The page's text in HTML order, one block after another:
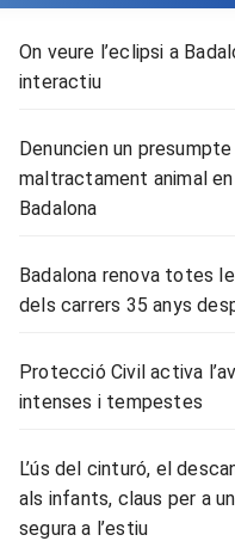
On veure l’eclipsi a
interactiu
Denuncien un
maltractament animal
Badalona
Badalona renova totes
dels carrers 35 anys
Protecció Civil activa
intenses i tempestes
L’ús del cinturó, el
als infants, claus per a
segura a l’estiu